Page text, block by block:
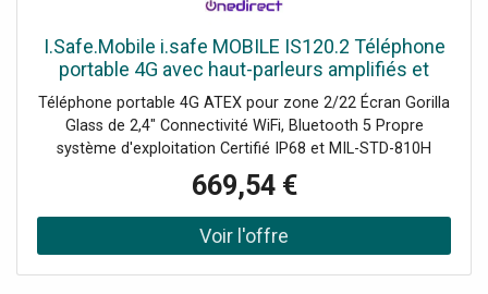
I.Safe.Mobile i.safe MOBILE IS120.2 Téléphone
portable 4G avec haut-parleurs amplifiés et
conformité ATEX Zone 2/22.
Téléphone portable 4G ATEX pour zone 2/22 Écran Gorilla
Glass de 2,4" Connectivité WiFi, Bluetooth 5 Propre
système d'exploitation Certifié IP68 et MIL-STD-810H
669,54 €